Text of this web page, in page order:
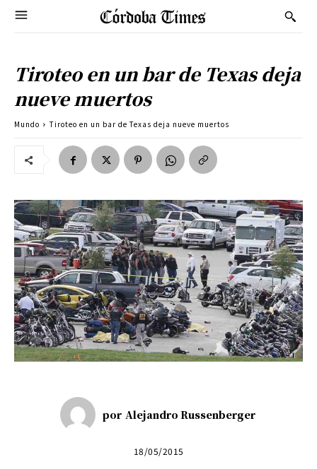
Tiroteo en un bar de Texas deja
nueve muertos
Mundo Tiroteo en un bar de Texas deja nueve muertos
por Alejandro Russenberger
18/05/2015